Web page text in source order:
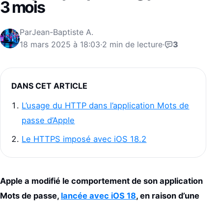
3 mois
ParJean-Baptiste A.
18 mars 2025 à 18:03·2 min de lecture· 3
DANS CET ARTICLE
L’usage du HTTP dans l’application Mots de
passe d’Apple
Le HTTPS imposé avec iOS 18.2
Apple a modifié le comportement de son application
Mots de passe, lancée avec iOS 18, en raison d’une